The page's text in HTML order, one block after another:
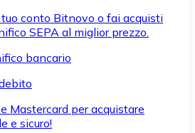
conto Bitnovo o fai acquisti
SEPA al miglior prezzo.
bancario
Mastercard per acquistare
e sicuro!